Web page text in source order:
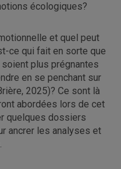
écologiques?
et quel peut
ce qui fait en sorte que
plus prégnantes
en se penchant sur
2025)? Ce sont là
abordées lors de cet
quelques dossiers
ancrer les analyses et